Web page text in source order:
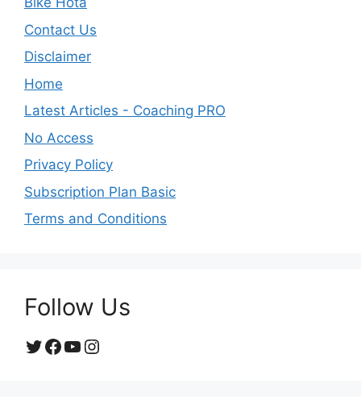
Contact Us
Disclaimer
Home
Latest Articles - Coaching PRO
No Access
Privacy Policy
Subscription Plan Basic
Terms and Conditions
Follow Us
Twitter
Facebook
YouTube
Instagram